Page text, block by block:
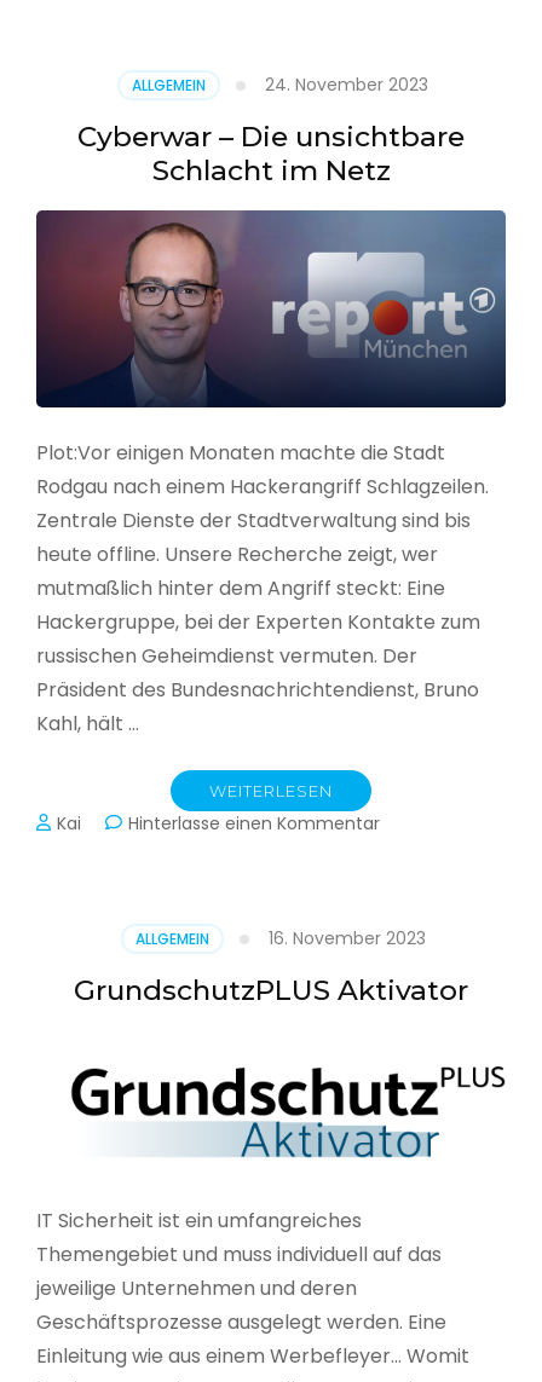
ALLGEMEIN 24. November 2023
Cyberwar – Die unsichtbare
Schlacht im Netz
Plot:Vor einigen Monaten machte die Stadt
Rodgau nach einem Hackerangriff Schlagzeilen.
Zentrale Dienste der Stadtverwaltung sind bis
heute offline. Unsere Recherche zeigt, wer
mutmaßlich hinter dem Angriff steckt: Eine
Hackergruppe, bei der Experten Kontakte zum
russischen Geheimdienst vermuten. Der
Präsident des Bundesnachrichtendienst, Bruno
Kahl, hält …
WEITERLESEN
Kai Hinterlasse einen Kommentarzu
Schlacht
im
Netz
ALLGEMEIN 16. November 2023
GrundschutzPLUS Aktivator
IT Sicherheit ist ein umfangreiches
Themengebiet und muss individuell auf das
jeweilige Unternehmen und deren
Geschäftsprozesse ausgelegt werden. Eine
Einleitung wie aus einem Werbefleyer… Womit